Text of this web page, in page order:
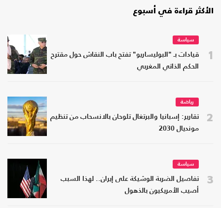
الأكثر قراءة في أسبوع
1
سياسة
قيادات بـ "البوليساريو" تفتح باب النقاش حول مقترح
الحكم الذاتي المغربي
2
رياضة
تقارير: إسبانيا والبرتغال تلوحان بالانسحاب من تنظيم
مونديال 2030
3
سياسة
تفاصيل الضربة الوشيكة على إيران.. لهذا السبب
أصيب الأمريكيون بالذهول